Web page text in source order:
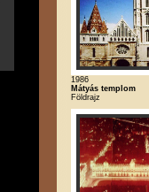
1986
Mátyás templom
Földrajz